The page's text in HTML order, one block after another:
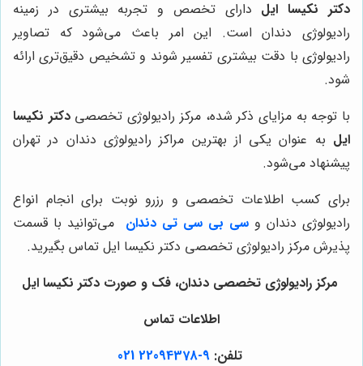
دکتر نکیسا ایل دارای تخصص و تجربه بیشتری در زمینه
رادیولوژی دندان است. این امر باعث می‌شود که تصاویر
رادیولوژی با دقت بیشتری تفسیر شوند و تشخیص دقیق‌تری ارائه
شود.
با توجه به مزایای ذکر شده، مرکز رادیولوژی تخصصیدکتر نکیسا
ایل به عنوان یکی از بهترین مراکز رادیولوژی دندان در تهران
پیشنهاد می‌شود.
برای کسب اطلاعات تخصصی و رزرو نوبت برای انجام انواع
رادیولوژی دندان و سی بی سی تی دندان می‌توانید با قسمت
پذیرش مرکز رادیولوژی تخصصی دکتر نکیسا ایل تماس بگیرید.
مرکز رادیولوژی تخصصی دندان، فک و صورت دکتر نکیسا ایل
اطلاعات تماس
تلفن: 9-22094378 021